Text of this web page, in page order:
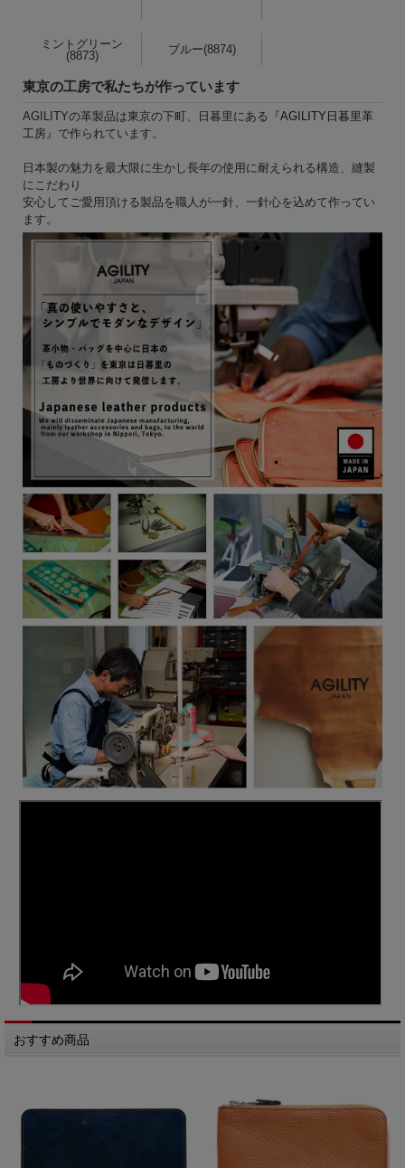
ミントグリーン
(8873)
ブルー(8874)
東京の工房で私たちが作っています
AGILITYの革製品は東京の下町、日暮里にある『AGILITY日暮里革
工房』で作られています。
日本製の魅力を最大限に生かし長年の使用に耐えられる構造、縫製
にこだわり
安心してご愛用頂ける製品を職人が一針、一針心を込めて作ってい
ます。
おすすめ商品